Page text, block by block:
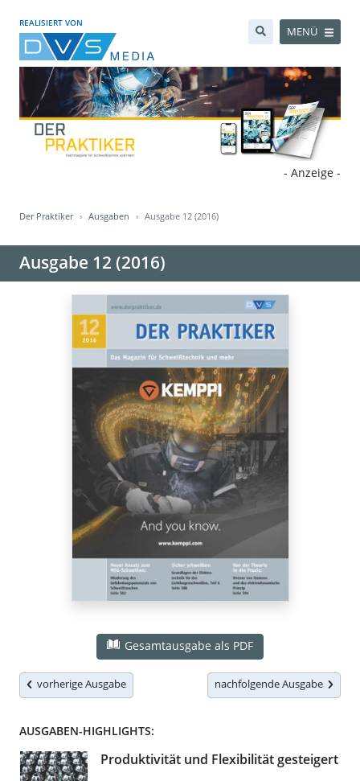
REALISIERT VON
MENÜ
- Anzeige -
Der Praktiker Ausgaben Ausgabe 12 (2016)
Ausgabe 12 (2016)
Gesamtausgabe als PDF
vorherige Ausgabe nachfolgende Ausgabe
AUSGABEN-HIGHLIGHTS:
Produktivität und Flexibilität gesteigert